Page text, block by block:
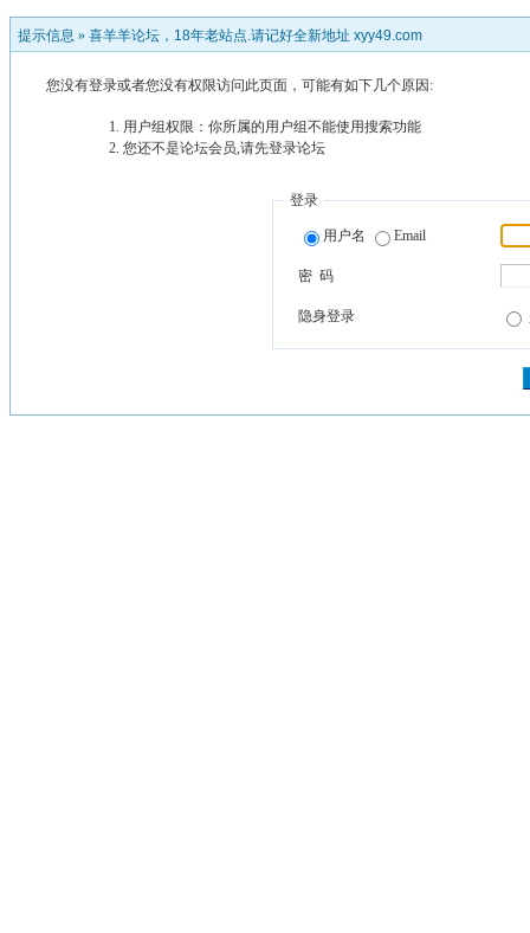
提示信息 » 喜羊羊论坛，18年老站点.请记好全新地址 xyy49.com
您没有登录或者您没有权限访问此页面，可能有如下几个原因:
用户组权限：你所属的用户组不能使用搜索功能
您还不是论坛会员,请先登录论坛
登录
用户名 Email
密 码
隐身登录